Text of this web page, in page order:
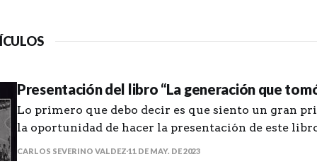
Presentación del libro “La generación que
Lo primero que debo decir es que siento un gran
la oportunidad de hacer la presentación de este
que tomó las calles” del amigo Manuel de J.
CARLOS SEVERINO VALDEZ 11 DE MAY. DE 2023